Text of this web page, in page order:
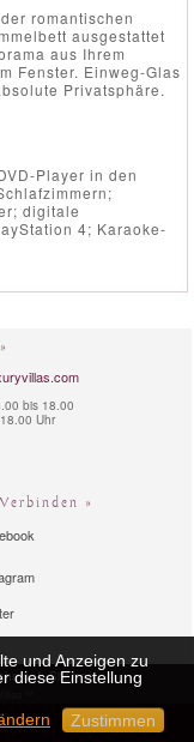
romantischen
ausgestattet
aus Ihrem
Fenster. Einweg-Glas
Privatsphäre.
Player in den
digitale
4; Karaoke-
bis 18.00
Uhr
»
Sitemap
und Anzeigen zu
diese Einstellung
Zustimmen